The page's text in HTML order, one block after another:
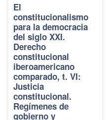
El
constitucionalismo
para la democracia
del siglo XXI.
Derecho
constitucional
iberoamericano
comparado, t. VI:
Justicia
constitucional.
Regímenes de
gobierno y